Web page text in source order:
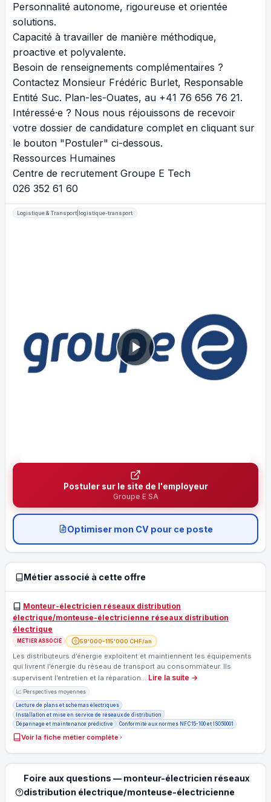
Personnalité autonome, rigoureuse et orientée
solutions.
Capacité à travailler de manière méthodique,
proactive et polyvalente.
Besoin de renseignements complémentaires ?
Contactez Monsieur Frédéric Burlet, Responsable
Entité Suc. Plan-les-Ouates, au +41 76 656 76 21.
Intéressé·e ? Nous nous réjouissons de recevoir
votre dossier de candidature complet en cliquant sur
le bouton "Postuler" ci-dessous.
Ressources Humaines
Centre de recrutement Groupe E Tech
026 352 61 60
Logistique & Transport|logistique-transport
Postuler sur le site de l'employeur
Groupe E SA
Optimiser mon CV pour ce poste
Métier associé à cette offre
Monteur-électricien réseaux distribution
électrique/monteuse-électricienne réseaux distribution
électrique
MÉTIER ASSOCIÉ 59'000–115'000 CHF/an
Les distributeurs d’énergie exploitent et maintiennent les équipements
qui livrent l’énergie du réseau de transport au consommateur. Ils
supervisent l’entretien et la réparation… Lire la suite →
📈 Perspectives moyennes
Lecture de plans et schémas électriques
Installation et mise en service de réseaux de distribution
Dépannage et maintenance prédictive
Conformité aux normes NF C 15-100 et ISO 50001
Voir la fiche métier complète
Foire aux questions — monteur-électricien réseaux
distribution électrique/monteuse-électricienne